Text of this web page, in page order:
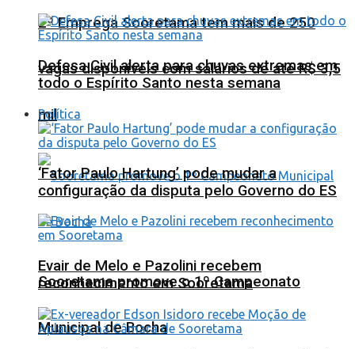
2º Emprega Sooretama tem mais de 250
vagas disponíveis com salários de até R$ 3,5
mil
Sooretama promove o 1º Campeonato
Municipal de Bocha
Defesa Civil alerta para chuvas extremas em
todo o Espírito Santo nesta semana
Política
‘Fator Paulo Hartung’ pode mudar a
configuração da disputa pelo Governo do ES
Evair de Melo e Pazolini recebem
reconhecimento em Sooretama